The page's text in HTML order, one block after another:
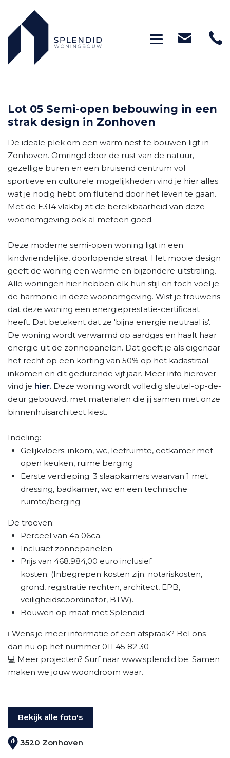
Toggle
Lot 05 Semi-open bebouwing in een
strak design in Zonhoven
De ideale plek om een warm nest te bouwen ligt in
Zonhoven. Omringd door de rust van de natuur,
gezellige buren en een bruisend centrum vol
sportieve en culturele mogelijkheden vind je hier alles
wat je nodig hebt om fluitend door het leven te gaan.
Met de E314 vlakbij zit de bereikbaarheid van deze
woonomgeving ook al meteen goed.
Deze moderne semi-open woning ligt in een
kindvriendelijke, doorlopende straat. Het mooie design
geeft de woning een warme en bijzondere uitstraling.
Alle woningen hier hebben elk hun stijl en toch voel je
de harmonie in deze woonomgeving. Wist je trouwens
dat deze woning een energieprestatie-certificaat
heeft. Dat betekent dat ze 'bijna energie neutraal is'.
De woning wordt verwarmd op aardgas en haalt haar
energie uit de zonnepanelen. Dat geeft je als eigenaar
het recht op een korting van 50% op het kadastraal
inkomen en dit gedurende vijf jaar. Meer info hierover
vind je hier. Deze woning wordt volledig sleutel-op-de-
deur gebouwd, met materialen die jij samen met onze
binnenhuisarchitect kiest.
Indeling:
Gelijkvloers: inkom, wc, leefruimte, eetkamer met
open keuken, ruime berging
Eerste verdieping: 3 slaapkamers waarvan 1 met
dressing, badkamer, wc en een technische
ruimte/berging
De troeven:
Perceel van 4a 06ca.
Inclusief zonnepanelen
Prijs van 468.984,00 euro inclusief
kosten; (Inbegrepen kosten zijn: notariskosten,
grond, registratie rechten, architect, EPB,
veiligheidscoördinator, BTW).
Bouwen op maat met Splendid
ℹ️ Wens je meer informatie of een afspraak? Bel ons
dan nu op het nummer 011 45 82 30
💻 Meer projecten? Surf naar www.splendid.be. Samen
maken we jouw woondroom waar.
3520 Zonhoven
Bekijk alle foto's